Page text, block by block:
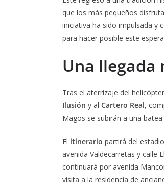
que los más pequeños
iniciativa ha sido impulsada y
para hacer posible este
Una llegada
Tras el aterrizaje del
Ilusión y al Cartero Real,
Magos se subirán a una
El itinerario partirá del
avenida Valdecarretas y calle
continuará por avenida
visita a la residencia de